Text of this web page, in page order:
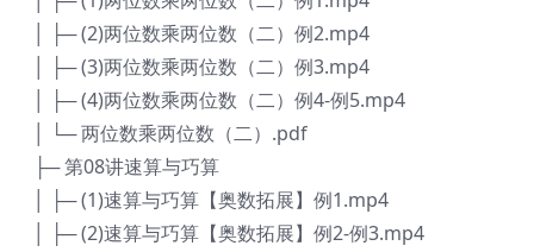
│ ├─ (2)两位数乘两位数（二）例2.mp4
│ ├─ (3)两位数乘两位数（二）例3.mp4
│ ├─ (4)两位数乘两位数（二）例4-例5.mp4
│ └─ 两位数乘两位数（二）.pdf
├─ 第08讲速算与巧算
│ ├─ (1)速算与巧算【奥数拓展】例1.mp4
│ ├─ (2)速算与巧算【奥数拓展】例2-例3.mp4